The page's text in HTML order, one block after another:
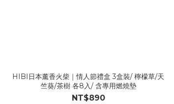
HIBI日本薰香火柴｜情人節禮盒 3盒裝/ 檸檬草/天
竺葵/茶樹 各8入/ 含專用燃燒墊
NT$890